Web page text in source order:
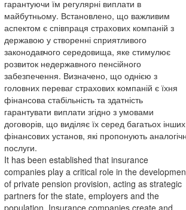
гарантуючи їм регулярні виплати в
майбутньому. Встановлено, що важливим
аспектом є співпраця страхових компаній з
державою у створенні сприятливого
законодавчого середовища, яке стимулює
розвиток недержавного пенсійного
забезпечення. Визначено, що однією з
головних переваг страхових компаній є їхня
фінансова стабільність та здатність
гарантувати виплати згідно з умовами
договорів, що виділяє їх серед багатьох інших
фінансових установ, які пропонують
послуги.
It has been established that insurance
companies play a critical role in the
of private pension provision, acting as strategic
partners for the state, employers and the
population. Insurance companies create and